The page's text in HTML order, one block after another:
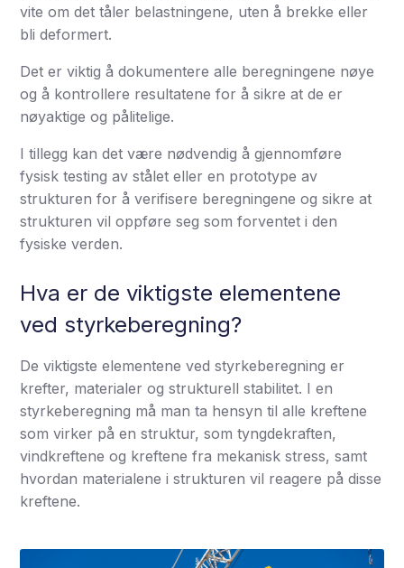
vite om det tåler belastningene, uten å brekke eller
bli deformert.
Det er viktig å dokumentere alle beregningene nøye
og å kontrollere resultatene for å sikre at de er
nøyaktige og pålitelige.
I tillegg kan det være nødvendig å gjennomføre
fysisk testing av stålet eller en prototype av
strukturen for å verifisere beregningene og sikre at
strukturen vil oppføre seg som forventet i den
fysiske verden.
Hva er de viktigste elementene
ved styrkeberegning?
De viktigste elementene ved styrkeberegning er
krefter, materialer og strukturell stabilitet. I en
styrkeberegning må man ta hensyn til alle kreftene
som virker på en struktur, som tyngdekraften,
vindkreftene og kreftene fra mekanisk stress, samt
hvordan materialene i strukturen vil reagere på disse
kreftene.